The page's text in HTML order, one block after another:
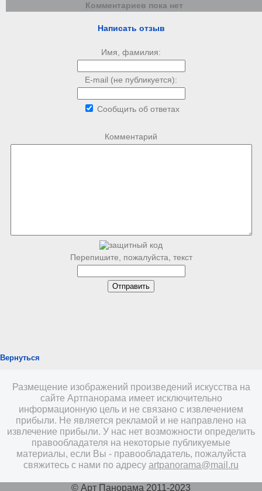
Комментариев пока нет
Написать отзыв
Имя, фамилия:
E-mail (не публикуется):
Сообщить об ответах
Комментарий
Перепишите, пожалуйста, текст
Вернуться
Размещение изображений произведений искусства на
сайте Артпанорама имеет исключительно
информационную цель и не связано с извлечением
прибыли. Не является рекламой и не направлено на
извлечение прибыли. У нас нет возможности определить
правообладателя на некоторые публикуемые
материалы, если Вы - правообладатель, пожалуйста
свяжитесь с нами по адресу artpanorama@mail.ru
© Арт Панорама 2011-2023